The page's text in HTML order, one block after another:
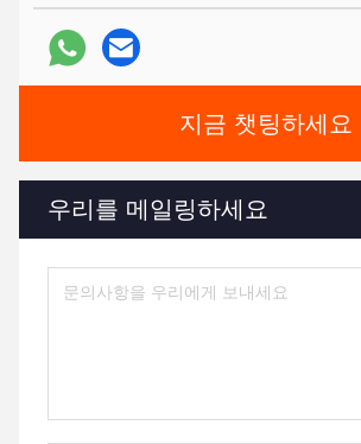
지금 챗팅하세요
우리를 메일링하세요